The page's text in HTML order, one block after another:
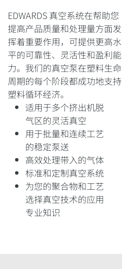
EDWARDS 真空系统在帮助您
提高产品质量和处理量方面发
挥着重要作用，可提供更高水
平的可靠性、灵活性和盈利能
力。我们的真空泵在塑料生命
周期的每个阶段都成功地支持
塑料循环经济。
适用于多个挤出机脱
气区的灵活真空
用于批量和连续工艺
的稳定泵送
高效处理带入的气体
标准和定制真空系统
为您的聚合物和工艺
选择真空技术的应用
专业知识